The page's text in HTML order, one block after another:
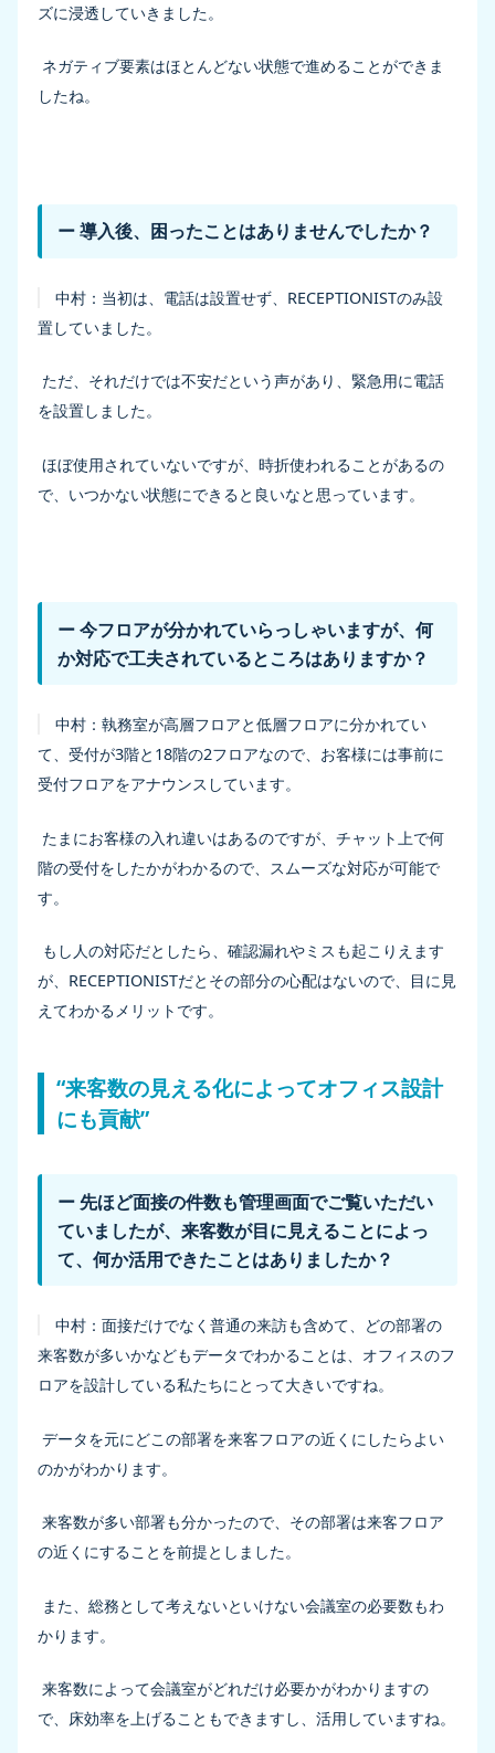
ズに浸透していきました。
ネガティブ要素はほとんどない状態で進めることができま
したね。
ー 導入後、困ったことはありませんでしたか？
中村： 当初は、電話は設置せず、RECEPTIONISTのみ設
置していました。
ただ、それだけでは不安だという声があり、緊急用に電話
を設置しました。
ほぼ使用されていないですが、時折使われることがあるの
で、いつかない状態にできると良いなと思っています。
ー 今フロアが分かれていらっしゃいますが、何
か対応で工夫されているところはありますか？
中村：執務室が高層フロアと低層フロアに分かれてい
て、受付が3階と18階の2フロアなので、お客様には事前に
受付フロアをアナウンスしています。
たまにお客様の入れ違いはあるのですが、チャット上で何
階の受付をしたかがわかるので、スムーズな対応が可能で
す。
もし人の対応だとしたら、確認漏れやミスも起こりえます
が、RECEPTIONISTだとその部分の心配はないので、目に見
えてわかるメリットです。
“来客数の見える化によってオフィス設計
にも貢献”
ー 先ほど面接の件数も管理画面でご覧いただい
ていましたが、来客数が目に見えることによっ
て、何か活用できたことはありましたか？
中村：面接だけでなく普通の来訪も含めて、どの部署の
来客数が多いかなどもデータでわかることは、オフィスのフ
ロアを設計している私たちにとって大きいですね。
データを元にどこの部署を来客フロアの近くにしたらよい
のかがわかります。
来客数が多い部署も分かったので、その部署は来客フロア
の近くにすることを前提としました。
また、総務として考えないといけない会議室の必要数もわ
かります。
来客数によって会議室がどれだけ必要かがわかりますの
で、床効率を上げることもできますし、活用していますね。